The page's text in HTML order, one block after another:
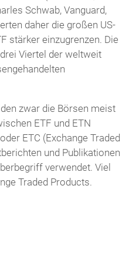
Schwab, Vanguard,
daher die großen US-
stärker einzugrenzen. Die
Viertel der weltweit
zwar die Börsen meist
ETF und ETN
ETC (Exchange Traded
und Publikationen
verwendet. Viel
Traded Products.